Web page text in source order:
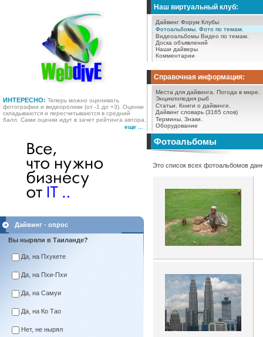
ИНТЕРЕСНО: Теперь можно оценивать
фотографии и видеоролики (от -1 до +3). Оценки
складываются и пересчитываются в средний
балл. Сами оценки идут в зачет рейтинга автора.
еще ...
Наш виртуальный клуб:
Дайвинг Форум Клубы
Фотоальбомы. Фото по темам.
Видеоальбомы Видео по темам.
Доска объявлений
Наши дайверы
Комментарии
Справочная информация:
Места для дайвинга.
Погода в мире.
Энциклопедия рыб
Статьи.
Книги о дайвинге.
Дайвинг словарь (3165 слов)
Термины. Знаки.
Оборудование
Дайвинг - опрос
Вы ныряли в Таиланде?
Да, на Пхукете
Да, на Пхи-Пхи
Да, на Самуи
Да, на Ко Тао
Нет, не нырял
Фотоальбомы
Это список всех фотоальбомов